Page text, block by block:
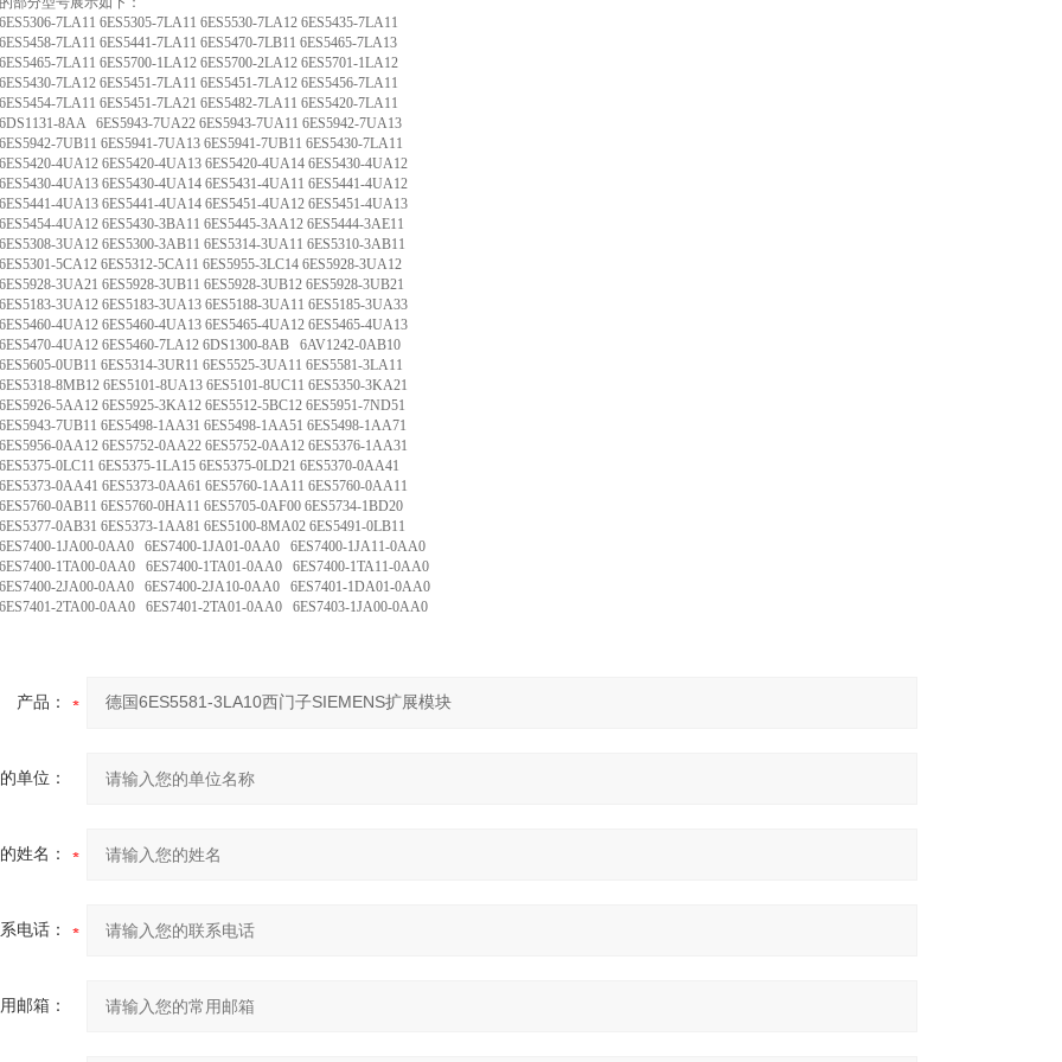
7LA11 6ES5305-7LA11 6ES5530-7LA12 6ES5435-7LA11
7LA11 6ES5441-7LA11 6ES5470-7LB11 6ES5465-7LA13
7LA11 6ES5700-1LA12 6ES5700-2LA12 6ES5701-1LA12
7LA12 6ES5451-7LA11 6ES5451-7LA12 6ES5456-7LA11
7LA11 6ES5451-7LA21 6ES5482-7LA11 6ES5420-7LA11
8AA 6ES5943-7UA22 6ES5943-7UA11 6ES5942-7UA13
7UB11 6ES5941-7UA13 6ES5941-7UB11 6ES5430-7LA11
4UA12 6ES5420-4UA13 6ES5420-4UA14 6ES5430-4UA12
4UA13 6ES5430-4UA14 6ES5431-4UA11 6ES5441-4UA12
4UA13 6ES5441-4UA14 6ES5451-4UA12 6ES5451-4UA13
4UA12 6ES5430-3BA11 6ES5445-3AA12 6ES5444-3AE11
3UA12 6ES5300-3AB11 6ES5314-3UA11 6ES5310-3AB11
5CA12 6ES5312-5CA11 6ES5955-3LC14 6ES5928-3UA12
3UA21 6ES5928-3UB11 6ES5928-3UB12 6ES5928-3UB21
3UA12 6ES5183-3UA13 6ES5188-3UA11 6ES5185-3UA33
4UA12 6ES5460-4UA13 6ES5465-4UA12 6ES5465-4UA13
4UA12 6ES5460-7LA12 6DS1300-8AB 6AV1242-0AB10
0UB11 6ES5314-3UR11 6ES5525-3UA11 6ES5581-3LA11
8MB12 6ES5101-8UA13 6ES5101-8UC11 6ES5350-3KA21
5AA12 6ES5925-3KA12 6ES5512-5BC12 6ES5951-7ND51
7UB11 6ES5498-1AA31 6ES5498-1AA51 6ES5498-1AA71
0AA12 6ES5752-0AA22 6ES5752-0AA12 6ES5376-1AA31
0LC11 6ES5375-1LA15 6ES5375-0LD21 6ES5370-0AA41
0AA41 6ES5373-0AA61 6ES5760-1AA11 6ES5760-0AA11
0AB11 6ES5760-0HA11 6ES5705-0AF00 6ES5734-1BD20
0AB31 6ES5373-1AA81 6ES5100-8MA02 6ES5491-0LB11
1JA00-0AA0 6ES7400-1JA01-0AA0 6ES7400-1JA11-0AA0
1TA00-0AA0 6ES7400-1TA01-0AA0 6ES7400-1TA11-0AA0
2JA00-0AA0 6ES7400-2JA10-0AA0 6ES7401-1DA01-0AA0
2TA00-0AA0 6ES7401-2TA01-0AA0 6ES7403-1JA00-0AA0
产品：
单位：
姓名：
电话：
邮箱：